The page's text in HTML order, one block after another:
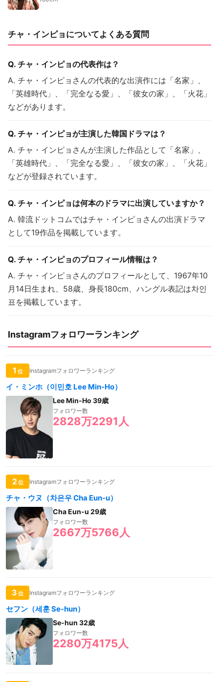
チャ・インピョについてよくある質問
Q. チャ・インピョの代表作は？
A. チャ・インピョさんの代表的な出演作には「名家」、
「英雄時代」、「完全なる愛」、「彼女の家」、「火花」
などがあります。
Q. チャ・インピョが主演した韓国ドラマは？
A. チャ・インピョさんが主演した作品として「名家」、
「英雄時代」、「完全なる愛」、「彼女の家」、「火花」
などが登録されています。
Q. チャ・インピョは何本のドラマに出演していますか？
A. 韓流ドットコムではチャ・インピョさんの出演ドラマ
として19作品を掲載しています。
Q. チャ・インピョのプロフィール情報は？
A. チャ・インピョさんのプロフィールとして、1967年10
月14日生まれ、58歳、身長180cm、ハングル表記は차인
표を掲載しています。
Instagramフォロワーランキング
1 位 Instagramフォロワーランキング
イ・ミンホ（이민호 Lee Min-Ho）
Lee Min-Ho 39歳
フォロワー数
2828万2291人
2位 Instagramフォロワーランキング
チャ・ウヌ（차은우 Cha Eun-u）
Cha Eun-u 29歳
フォロワー数
2667万5766人
3 位 Instagramフォロワーランキング
セフン（세훈 Se-hun）
Se-hun 32歳
フォロワー数
2280万4175人